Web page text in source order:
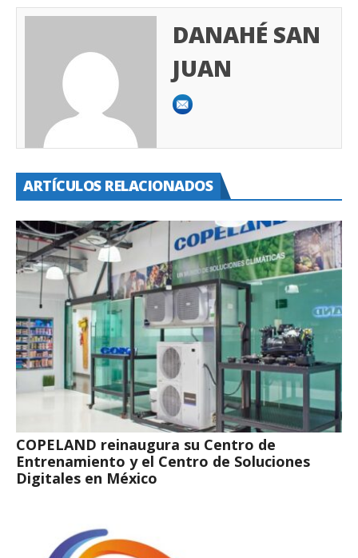
DANAHÉ SAN
JUAN
ARTÍCULOS RELACIONADOS
COPELAND reinaugura su Centro de
Entrenamiento y el Centro de Soluciones
Digitales en México